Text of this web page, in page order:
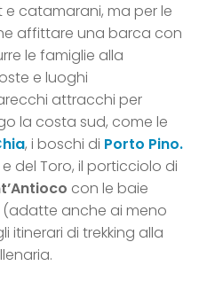
e catamarani, ma per le
affittare una barca con
le famiglie alla
e luoghi
attracchi per
la costa sud, come le
, i boschi di Porto Pino.
del Toro, il porticciolo di
con le baie
anche ai meno
itinerari di trekking alla